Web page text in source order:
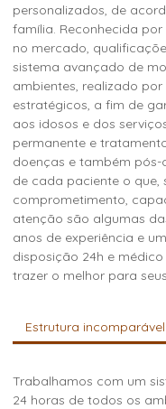
personalizados, de
família. Reconhecida
no mercado,
sistema avançado de
ambientes, realizado
estratégicos, a fim de
aos idosos e dos
permanente e
doenças e também
de cada paciente o
comprometimento,
atenção são algumas
anos de experiência e
disposição 24h e
trazer o melhor para
Estrutura incomparável
Trabalhamos com um
24 horas de todos os